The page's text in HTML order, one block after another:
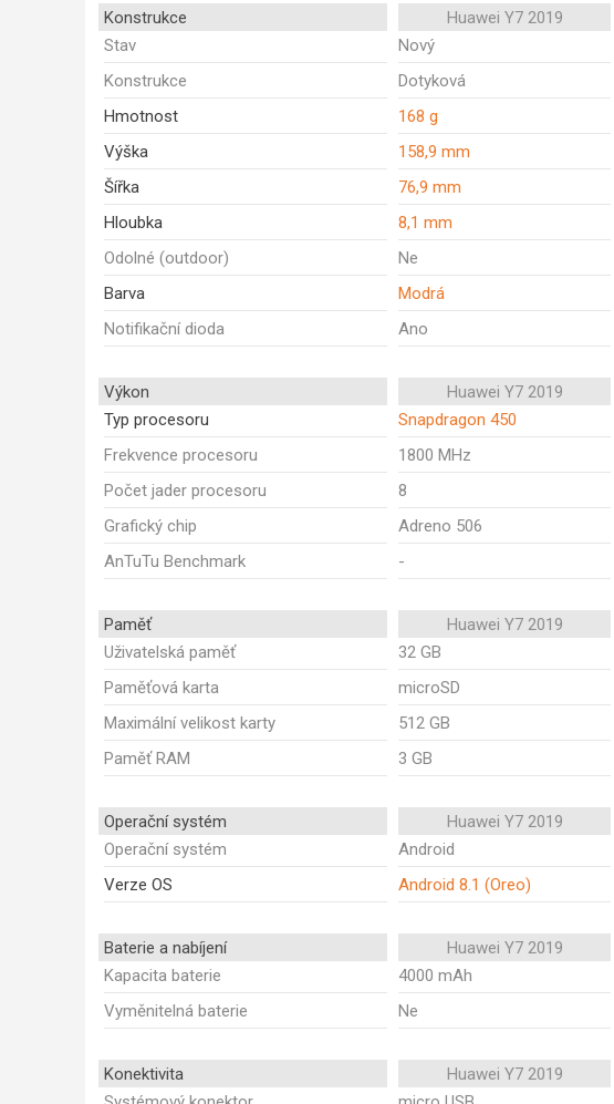
Konstrukce Huawei Y7 2019
Stav
Nový
Konstrukce
Dotyková
Hmotnost
168 g
Výška
158,9 mm
Šířka
76,9 mm
Hloubka
8,1 mm
Odolné (outdoor)
Ne
Barva
Modrá
Notifikační dioda
Ano
Výkon Huawei Y7 2019
Typ procesoru
Snapdragon 450
Frekvence procesoru
1800 MHz
Počet jader procesoru
8
Grafický chip
Adreno 506
AnTuTu Benchmark
-
Paměť Huawei Y7 2019
Uživatelská paměť
32 GB
Paměťová karta
microSD
Maximální velikost karty
512 GB
Paměť RAM
3 GB
Operační systém Huawei Y7 2019
Operační systém
Android
Verze OS
Android 8.1 (Oreo)
Baterie a nabíjení Huawei Y7 2019
Kapacita baterie
4000 mAh
Vyměnitelná baterie
Ne
Konektivita Huawei Y7 2019